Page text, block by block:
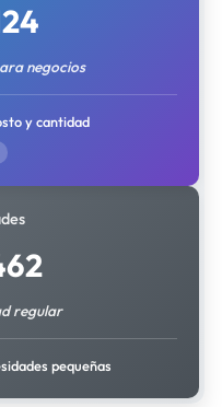
negocios
y cantidad
regular
pequeñas